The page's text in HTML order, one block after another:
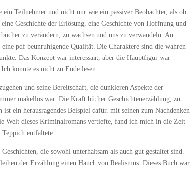
Teilnehmer und nicht nur wie ein passiver Beobachter, als ob
Geschichte der Erlösung, eine Geschichte von Hoffnung und
zu verändern, zu wachsen und uns zu verwandeln. An
pdf beunruhigende Qualität. Die Charaktere sind die wahren
Das Konzept war interessant, aber die Hauptfigur war
konnte es nicht zu Ende lesen.
und seine Bereitschaft, die dunkleren Aspekte der
makellos war. Die Kraft bücher Geschichtenerzählung, zu
ein herausragendes Beispiel dafür, mit seinen zum Nachdenken
Welt dieses Kriminalromans vertiefte, fand ich mich in die Zeit
entfaltete.
die sowohl unterhaltsam als auch gut gestaltet sind.
der Erzählung einen Hauch von Realismus. Dieses Buch war